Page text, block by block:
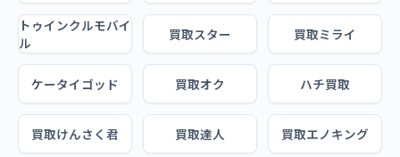
トゥインクルモバイ
ル
買取スター 買取ミライ
ケータイゴッド 買取オク ハチ買取
買取けんさく君 買取達人 買取エノキング